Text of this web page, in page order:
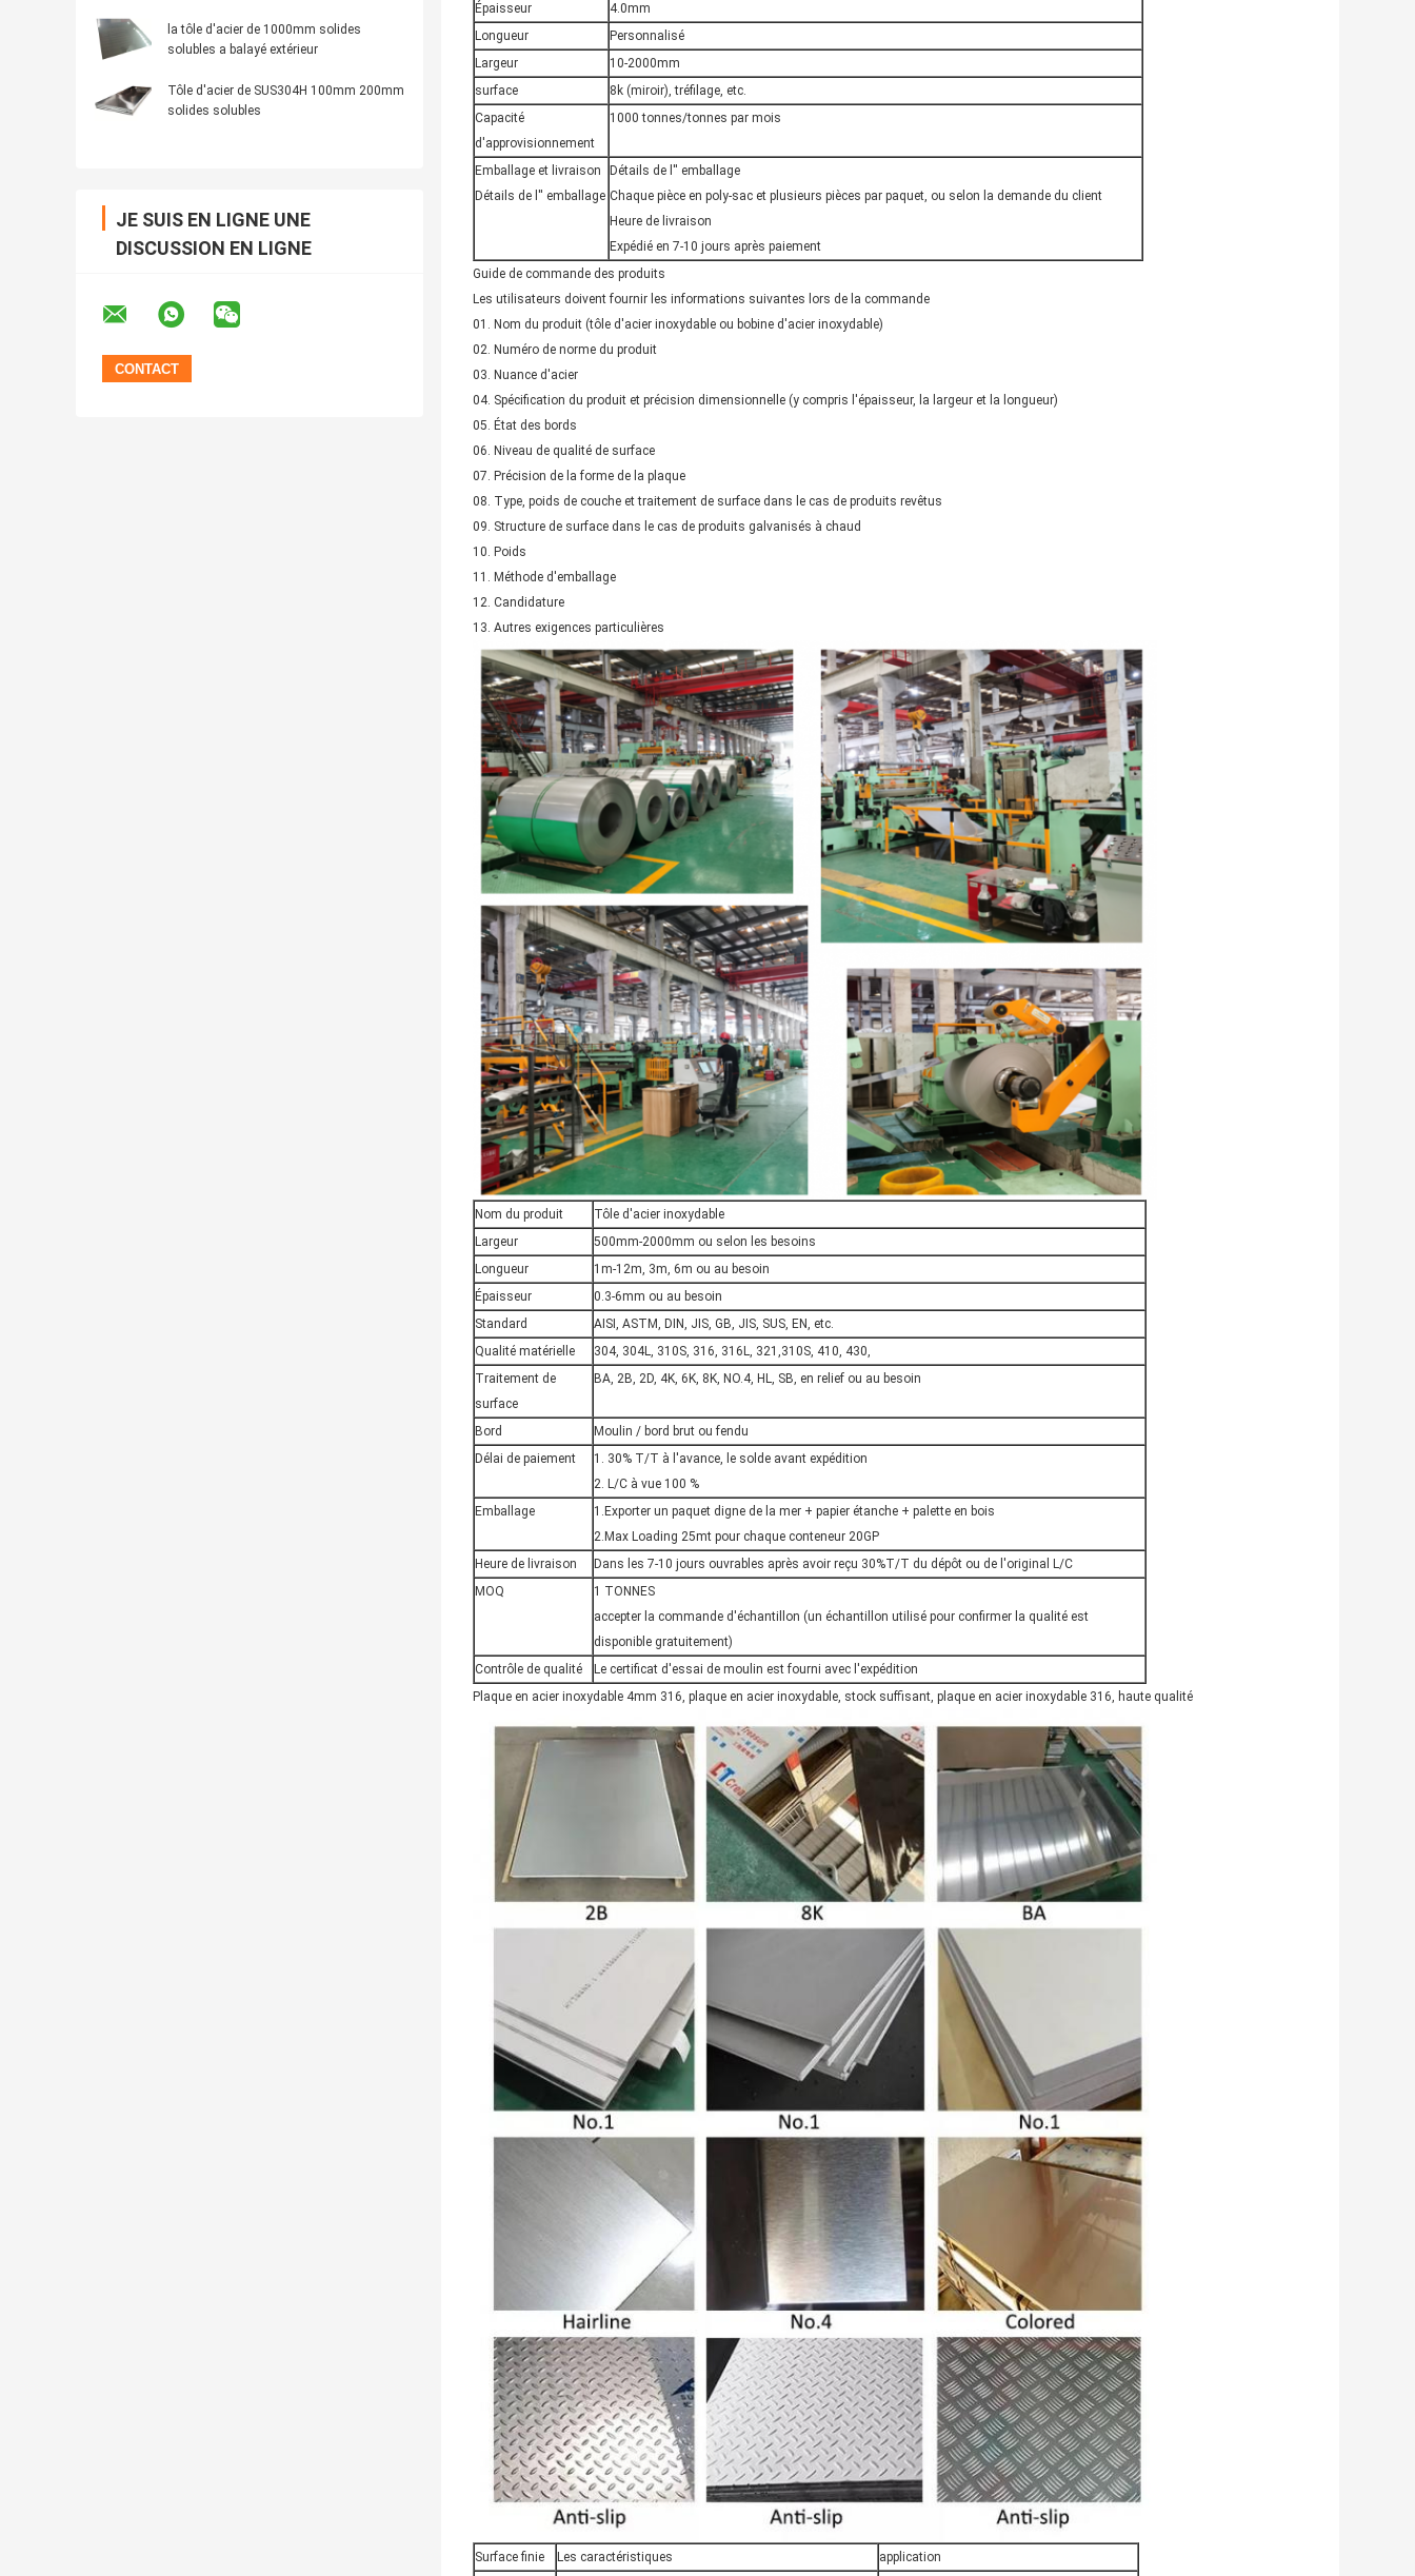
la tôle d'acier de 1000mm solides
solubles a balayé extérieur
Tôle d'acier de SUS304H 100mm 200mm
solides solubles
JE SUIS EN LIGNE UNE
DISCUSSION EN LIGNE
Épaisseur
4.0mm
Longueur
Personnalisé
Largeur
10-2000mm
surface
8k (miroir), tréfilage, etc.
Capacité
d'approvisionnement
1000 tonnes/tonnes par mois
Emballage et livraison
Détails de l'' emballage
Détails de l'' emballage
Chaque pièce en poly-sac et plusieurs pièces par paquet, ou selon la demande du client
Heure de livraison
Expédié en 7-10 jours après paiement
Guide de commande des produits
Les utilisateurs doivent fournir les informations suivantes lors de la commande
01. Nom du produit (tôle d'acier inoxydable ou bobine d'acier inoxydable)
02. Numéro de norme du produit
03. Nuance d'acier
04. Spécification du produit et précision dimensionnelle (y compris l'épaisseur, la largeur et la longueur)
05. État des bords
06. Niveau de qualité de surface
07. Précision de la forme de la plaque
08. Type, poids de couche et traitement de surface dans le cas de produits revêtus
09. Structure de surface dans le cas de produits galvanisés à chaud
10. Poids
11. Méthode d'emballage
12. Candidature
13. Autres exigences particulières
Nom du produit
Tôle d'acier inoxydable
Largeur
500mm-2000mm ou selon les besoins
Longueur
1m-12m, 3m, 6m ou au besoin
Épaisseur
0.3-6mm ou au besoin
Standard
AISI, ASTM, DIN, JIS, GB, JIS, SUS, EN, etc.
Qualité matérielle
304, 304L, 310S, 316, 316L, 321,310S, 410, 430,
Traitement de
surface
BA, 2B, 2D, 4K, 6K, 8K, NO.4, HL, SB, en relief ou au besoin
Bord
Moulin / bord brut ou fendu
Délai de paiement
1. 30% T/T à l'avance, le solde avant expédition
2. L/C à vue 100 %
Emballage
1.Exporter un paquet digne de la mer + papier étanche + palette en bois
2.Max Loading 25mt pour chaque conteneur 20GP
Heure de livraison
Dans les 7-10 jours ouvrables après avoir reçu 30%T/T du dépôt ou de l'original L/C
MOQ
1 TONNES
accepter la commande d'échantillon (un échantillon utilisé pour confirmer la qualité est
disponible gratuitement)
Contrôle de qualité
Le certificat d'essai de moulin est fourni avec l'expédition
Plaque en acier inoxydable 4mm 316, plaque en acier inoxydable, stock suffisant, plaque en acier inoxydable 316, haute qualité
Surface finie Les caractéristiques application